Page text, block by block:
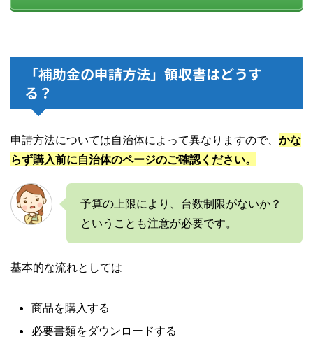
「補助金の申請方法」領収書はどうす
る？
申請方法については自治体によって異なりますので、 かな
らず購入前に自治体のページのご確認ください。
予算の上限により、台数制限がないか？
ということも注意が必要です。
基本的な流れとしては
商品を購入する
必要書類をダウンロードする